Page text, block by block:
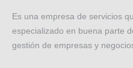
Es una empresa de servicios
especializado en buena parte
gestión de empresas y